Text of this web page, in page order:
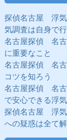
探偵名古屋 浮
気調査は自身で
名古屋探偵 名
に重要なこと
名古屋探偵 名
コツを知ろう
名古屋探偵 名古
で安心できる浮
探偵名古屋 浮気
への疑惑は全て